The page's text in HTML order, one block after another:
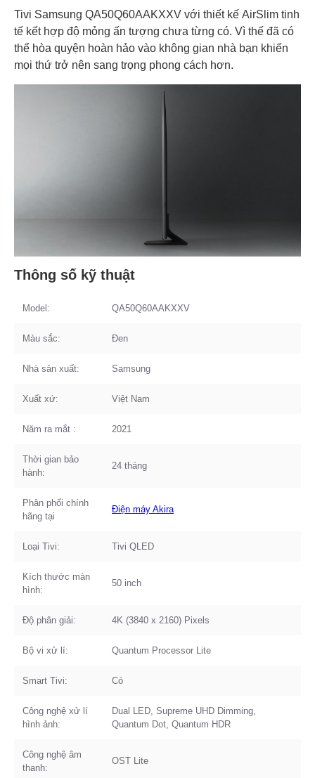
Tivi Samsung QA50Q60AAKXXV với thiết kế AirSlim tinh
tế kết hợp độ mỏng ấn tượng chưa từng có. Vì thế đã có
thể hòa quyện hoàn hảo vào không gian nhà bạn khiến
mọi thứ trở nên sang trọng phong cách hơn.
Thông số kỹ thuật
Model: QA50Q60AAKXXV
Màu sắc: Đen
Nhà sản xuất: Samsung
Xuất xứ: Việt Nam
Năm ra mắt : 2021
Thời gian bảo
hành:
24 tháng
Phân phối chính
hãng tại
Điện máy Akira
Loại Tivi: Tivi QLED
Kích thước màn
hình:
50 inch
Độ phân giải: 4K (3840 x 2160) Pixels
Bộ vi xử lí: Quantum Processor Lite
Smart Tivi: Có
Công nghệ xử lí
hình ảnh:
Dual LED, Supreme UHD Dimming,
Quantum Dot, Quantum HDR
Công nghệ âm
thanh:
OST Lite